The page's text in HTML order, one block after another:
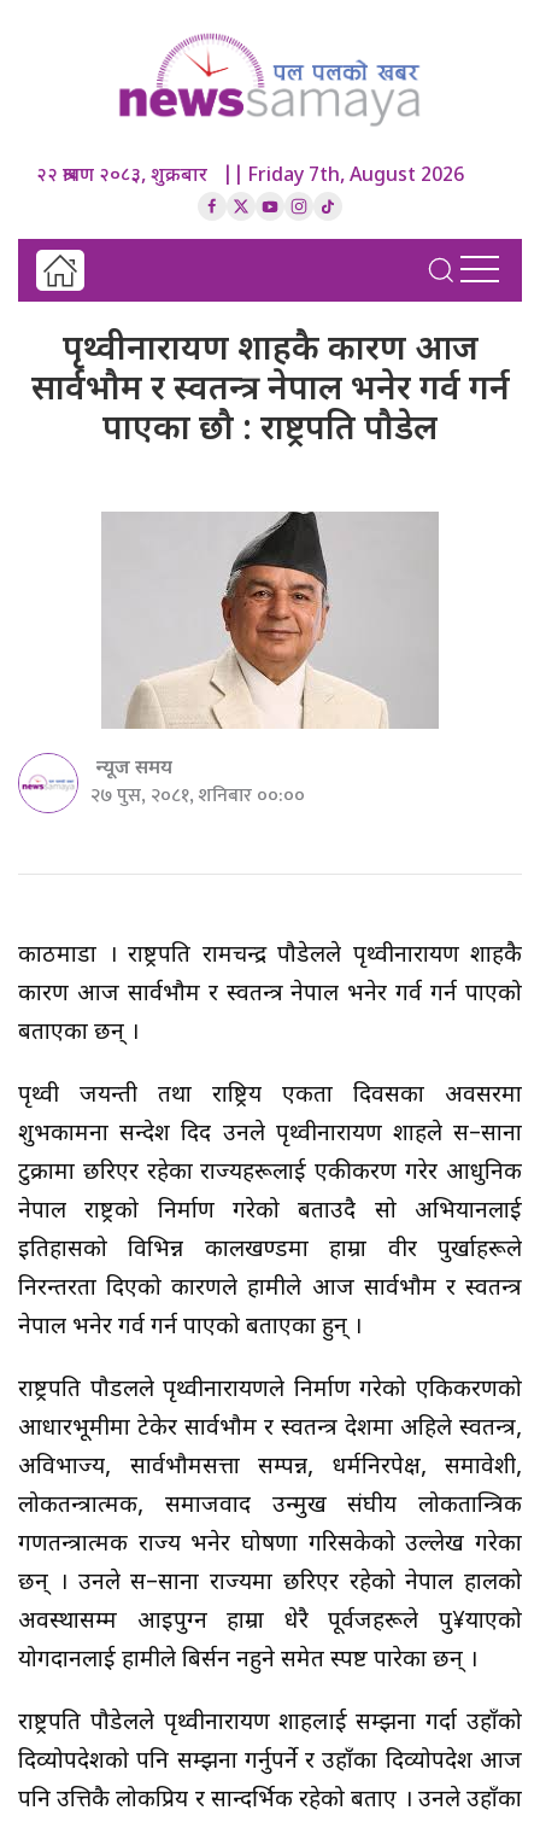
२२ श्रावण २०८३, शुक्रबार || Friday 7th, August 2026
पृथ्वीनारायण शाहकै कारण आज
सार्वभौम र स्वतन्त्र नेपाल भनेर गर्व गर्न
पाएका छौ : राष्ट्रपति पौडेल
न्यूज समय
२७ पुस, २०८१, शनिबार ००:००
काठमाडौँ । राष्ट्रपति रामचन्द्र पौडेलले पृथ्वीनारायण शाहकै
कारण आज सार्वभौम र स्वतन्त्र नेपाल भनेर गर्व गर्न पाएको
बताएका छन् ।
पृथ्वी जयन्ती तथा राष्ट्रिय एकता दिवसका अवसरमा
शुभकामना सन्देश दिदैँ उनले पृथ्वीनारायण शाहले स–साना
टुक्रामा छरिएर रहेका राज्यहरूलाई एकीकरण गरेर आधुनिक
नेपाल राष्ट्रको निर्माण गरेको बताउदै सो अभियानलाई
इतिहासको विभिन्न कालखण्डमा हाम्रा वीर पुर्खाहरूले
निरन्तरता दिएको कारणले हामीले आज सार्वभौम र स्वतन्त्र
नेपाल भनेर गर्व गर्न पाएको बताएका हुन् ।
राष्ट्रपति पौडलले पृथ्वीनारायणले निर्माण गरेको एकिकरणको
आधारभूमीमा टेकेर सार्वभौम र स्वतन्त्र देशमा अहिले स्वतन्त्र,
अविभाज्य, सार्वभौमसत्ता सम्पन्न, धर्मनिरपेक्ष, समावेशी,
लोकतन्त्रात्मक, समाजवाद उन्मुख संघीय लोकतान्त्रिक
गणतन्त्रात्मक राज्य भनेर घोषणा गरिसकेको उल्लेख गरेका
छन् । उनले स–साना राज्यमा छरिएर रहेको नेपाल हालको
अवस्थासम्म आइपुग्न हाम्रा धेरै पूर्वजहरूले पु¥याएको
योगदानलाई हामीले बिर्सन नहुने समेत स्पष्ट पारेका छन् ।
राष्ट्रपति पौडेलले पृथ्वीनारायण शाहलाई सम्झना गर्दा उहाँको
दिव्योपदेशको पनि सम्झना गर्नुपर्ने र उहाँका दिव्योपदेश आज
पनि उत्तिकै लोकप्रिय र सान्दर्भिक रहेको बताए । उनले उहाँका